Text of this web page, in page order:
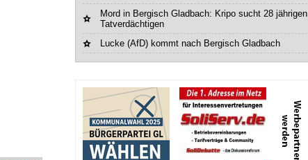
Mord in Bergisch Gladbach: Kripo sucht 28 jährigen
Tatverdächtigen
Lucke (AfD) kommt nach Bergisch Gladbach